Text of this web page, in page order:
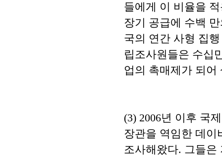
들에게 이 비율을
장기 공급에 수백
국의 연간 사형 집
립조사원들은 수십
업의 촉매제가 되어
(3) 2006년 이후 국
장관을 역임한 데이
조사해왔다. 그들은